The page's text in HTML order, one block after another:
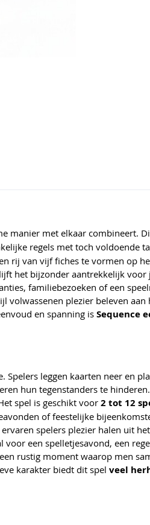
manier met elkaar combineert.
regels met toch voldoende
rij van vijf fiches te vormen op
het bijzonder aantrekkelijk voor
familiebezoeken of een
volwassenen plezier beleven aan
en spanning is Sequence
Spelers leggen kaarten neer en
hun tegenstanders te
spel is geschikt voor 2 tot 12
of feestelijke
spelers plezier halen uit
een spelletjesavond, een
rustig moment waarop men
karakter biedt dit spel veel